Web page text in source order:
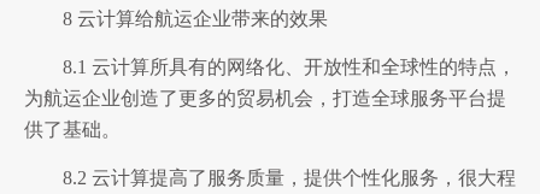
8 云计算给航运企业带来的效果
8.1 云计算所具有的网络化、开放性和全球性的特点，
为航运企业创造了更多的贸易机会，打造全球服务平台提
供了基础。
8.2 云计算提高了服务质量，提供个性化服务，很大程